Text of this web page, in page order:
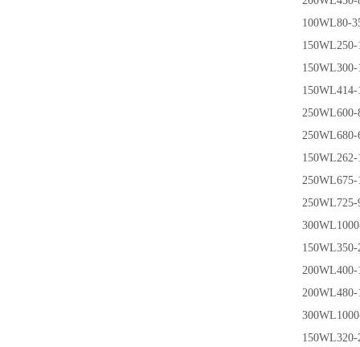
100WL80-
150WL250-
150WL300-
150WL414-
250WL600-
250WL680-
150WL262-
250WL675-
250WL725-
150WL350-
200WL400-
200WL480-
150WL320-